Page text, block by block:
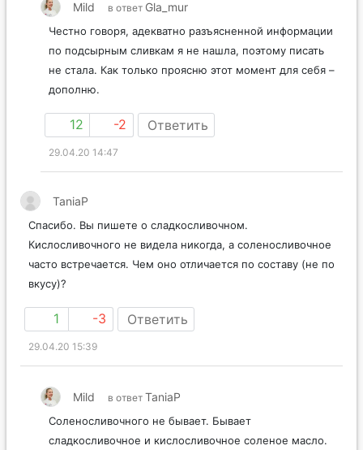
Честно говоря, адекватно разъясненной информации
по подсырным сливкам я не нашла, поэтому писать
не стала. Как только проясню этот момент для себя –
12 -2 Ответить
29.04.20 14:47
TaniaP
Спасибо. Вы пишете о сладкосливочном.
Кислосливочного не видела никогда, а соленосливочное
часто встречается. Чем оно отличается по составу (не по
1 -3 Ответить
29.04.20 15:39
TaniaP
Соленосливочного не бывает. Бывает